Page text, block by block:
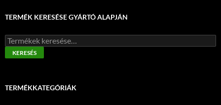
TERMÉK KERESÉSE GYÁRTÓ ALAPJÁN
Keresés
a
következőre:
KERESÉS
TERMÉKKATEGÓRIÁK